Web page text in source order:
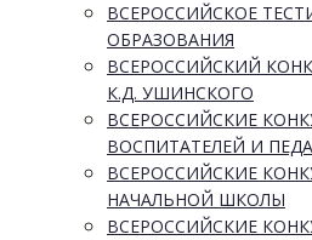
ВСЕРОССИЙСКОЕ
ОБРАЗОВАНИЯ
ВСЕРОССИЙСКИЙ
К.Д. УШИНСКОГО
ВСЕРОССИЙСКИЕ
ВОСПИТАТЕЛЕЙ И
ВСЕРОССИЙСКИЕ
НАЧАЛЬНОЙ ШКОЛЫ
ВСЕРОССИЙСКИЕ